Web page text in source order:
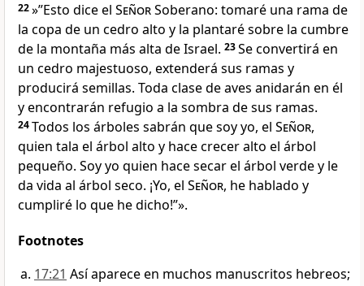
22»”Esto dice el SeñorSoberano: tomaré una rama de
la copa de un cedro alto y la plantaré sobre la cumbre
de la montaña más alta de Israel. 23Se convertirá en
un cedro majestuoso, extenderá sus ramas y
producirá semillas. Toda clase de aves anidarán en él
y encontrarán refugio a la sombra de sus ramas.
24Todos los árboles sabrán que soy yo, el Señor,
quien tala el árbol alto y hace crecer alto el árbol
pequeño. Soy yo quien hace secar el árbol verde y le
da vida al árbol seco. ¡Yo, el Señor, he hablado y
cumpliré lo que he dicho!”».
Footnotes
17:21 Así aparece en muchos manuscritos hebreos;